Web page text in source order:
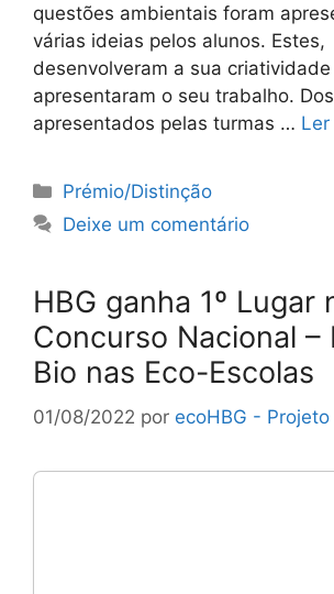
questões ambientais foram
várias ideias pelos alunos. Estes,
desenvolveram a sua
apresentaram o seu trabalho.
apresentados pelas turmas … Ler
Categorias
Prémio/Distinção
Deixe um comentário
HBG ganha 1º Lugar
Concurso Nacional –
Bio nas Eco-Escolas
01/08/2022 por ecoHBG -